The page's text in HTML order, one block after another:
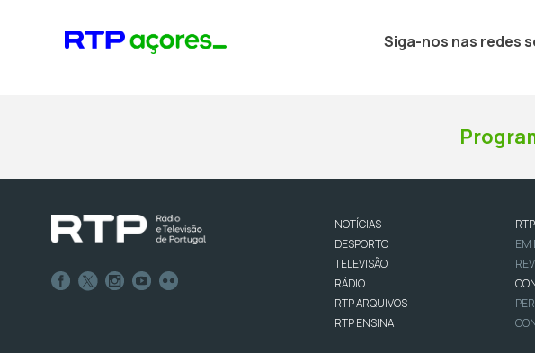
Siga-nos nas redes
NOTÍCIAS
DESPORTO
TELEVISÃO
RÁDIO
RTP ARQUIVOS
RTP ENSINA
EM